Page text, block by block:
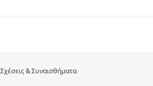
Σχέσεις & Συναισθήματα